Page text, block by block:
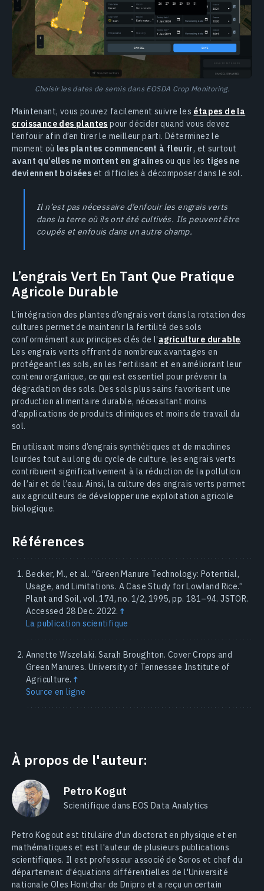
Choisir les dates de semis dans EOSDA Crop Monitoring.
Maintenant, vous pouvez facilement suivre les étapes de la
croissance des plantes pour décider quand vous devez
l’enfouir afin d’en tirer le meilleur parti. Déterminez le
moment où les plantes commencent à fleurir, et surtout
avant qu’elles ne montent en graines ou que les tiges ne
deviennent boisées et difficiles à décomposer dans le sol.
Il n’est pas nécessaire d’enfouir les engrais verts
dans la terre où ils ont été cultivés. Ils peuvent être
coupés et enfouis dans un autre champ.
L’engrais Vert En Tant Que Pratique
Agricole Durable
L’intégration des plantes d’engrais vert dans la rotation des
cultures permet de maintenir la fertilité des sols
conformément aux principes clés de l’agriculture durable.
Les engrais verts offrent de nombreux avantages en
protégeant les sols, en les fertilisant et en améliorant leur
contenu organique, ce qui est essentiel pour prévenir la
dégradation des sols. Des sols plus sains favorisent une
production alimentaire durable, nécessitant moins
d’applications de produits chimiques et moins de travail du
sol.
En utilisant moins d’engrais synthétiques et de machines
lourdes tout au long du cycle de culture, les engrais verts
contribuent significativement à la réduction de la pollution
de l’air et de l’eau. Ainsi, la culture des engrais verts permet
aux agriculteurs de développer une exploitation agricole
biologique.
Références
Becker, M., et al. “Green Manure Technology: Potential,
Usage, and Limitations. A Case Study for Lowland Rice.”
Plant and Soil, vol. 174, no. 1/2, 1995, pp. 181–94. JSTOR.
Accessed 28 Dec. 2022. ↑
La publication scientifique
Annette Wszelaki. Sarah Broughton. Cover Crops and
Green Manures. University of Tennessee Institute of
Agriculture. ↑
Source en ligne
À propos de l'auteur:
Petro Kogut
Scientifique dans EOS Data Analytics
Petro Kogout est titulaire d'un doctorat en physique et en
mathématiques et est l'auteur de plusieurs publications
scientifiques. Il est professeur associé de Soros et chef du
département d'équations différentielles de l'Université
nationale Oles Hontchar de Dnipro et a reçu un certain